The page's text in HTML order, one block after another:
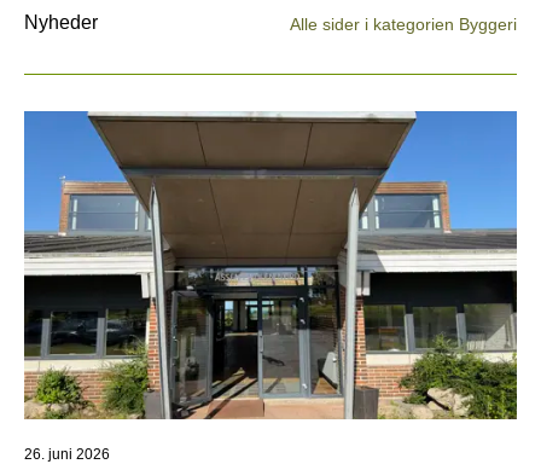
Nyheder Alle sider i kategorien Byggeri
26. juni 2026